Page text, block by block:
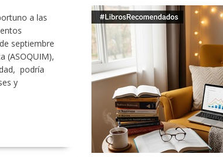
a las
septiembre
(ASOQUIM),
podría
y